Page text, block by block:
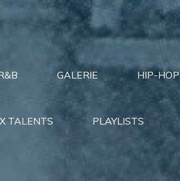
GALERIE HIP-HOP
TALENTS PLAYLISTS